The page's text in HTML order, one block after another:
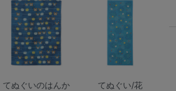
てぬぐいのはんか
てぬぐい/花